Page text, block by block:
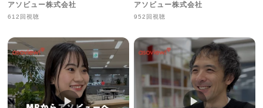
アソビュー株式会社
612回視聴
アソビュー株式会社
952回視聴
▶︎ ▶︎